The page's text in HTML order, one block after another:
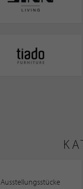
Ausstellungsstücke